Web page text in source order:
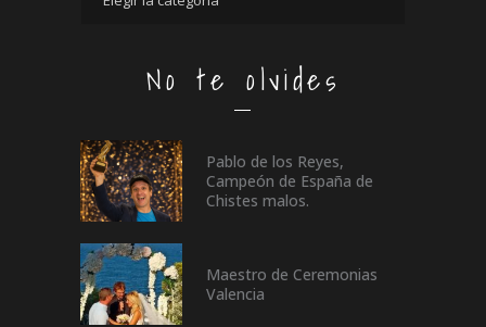
No te olvides
Pablo de los Reyes,
Campeón de España de
Chistes malos.
Maestro de Ceremonias
Valencia